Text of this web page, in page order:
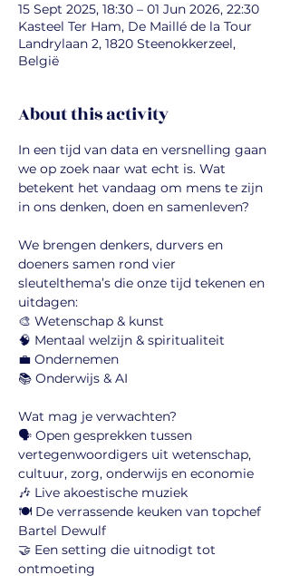
15 Sept 2025, 18:30 – 01 Jun 2026, 22:30
Kasteel Ter Ham, De Maillé de la Tour
Landrylaan 2, 1820 Steenokkerzeel,
België
About this activity
In een tijd van data en versnelling gaan
we op zoek naar wat echt is. Wat
betekent het vandaag om mens te zijn
in ons denken, doen en samenleven?
We brengen denkers, durvers en
doeners samen rond vier
sleutelthema’s die onze tijd tekenen en
uitdagen:
🎨 Wetenschap & kunst
🧠 Mentaal welzijn & spiritualiteit
💼 Ondernemen
📚 Onderwijs & AI
Wat mag je verwachten?
🗣️ Open gesprekken tussen
vertegenwoordigers uit wetenschap,
cultuur, zorg, onderwijs en economie
🎶 Live akoestische muziek
🍽️ De verrassende keuken van topchef
Bartel Dewulf
🤝 Een setting die uitnodigt tot
ontmoeting